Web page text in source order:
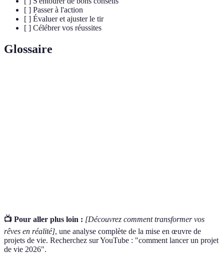
[ ] Passer à l'action
[ ] Évaluer et ajuster le tir
[ ] Célébrer vos réussites
Glossaire
📺 Pour aller plus loin : [Découvrez comment transformer vos
rêves en réalité], une analyse complète de la mise en œuvre de
projets de vie. Recherchez sur YouTube : "comment lancer un projet
de vie 2026".